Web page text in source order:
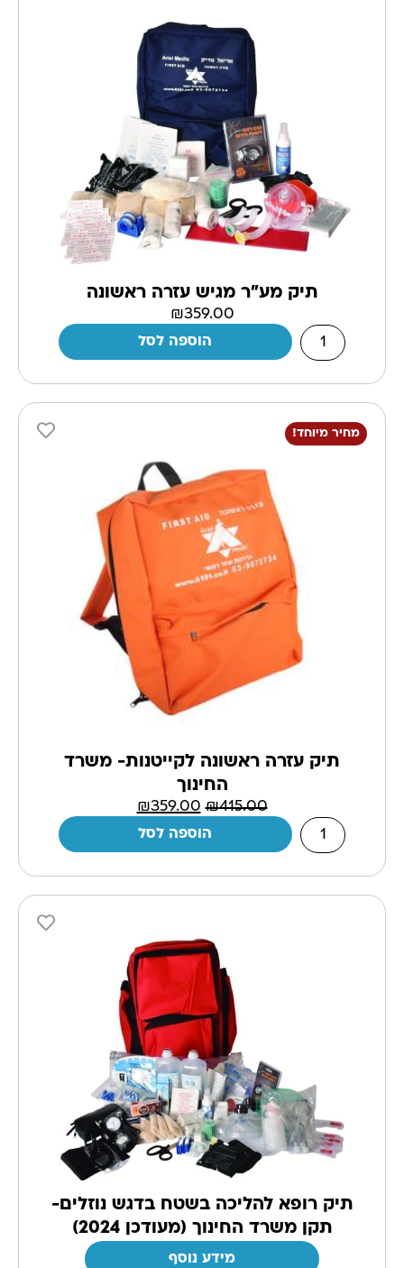
תיק מע"ר מגיש עזרה ראשונה
₪359.00
הוספה לסל
מחיר מיוחד!
תיק עזרה ראשונה לקייטנות- משרד
החינוך
₪415.00
₪359.00
הוספה לסל
תיק רופא להליכה בשטח בדגש נוזלים-
תקן משרד החינוך (מעודכן 2024)
מידע נוסף